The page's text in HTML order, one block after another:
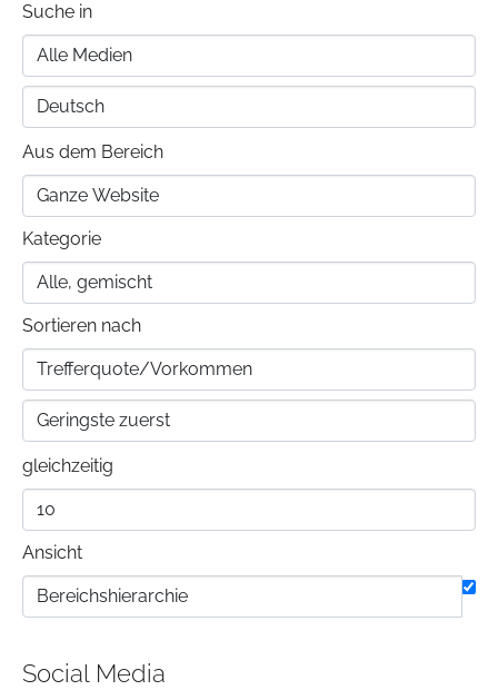
Suche in
Aus dem Bereich
Kategorie
Sortieren nach
gleichzeitig
Ansicht
Social Media